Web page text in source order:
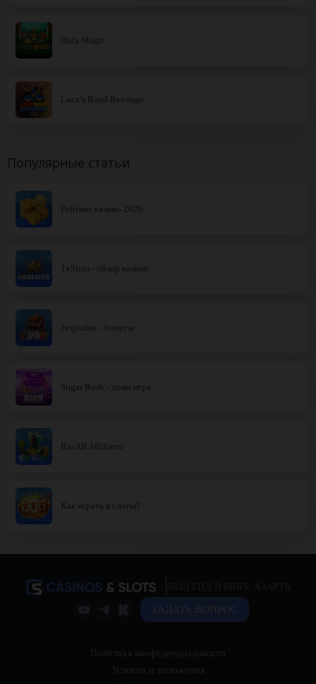
Hula Magic
Luca’s Band Revenge
Популярные статьи
Рейтинг казино 2026
1xSlots - обзор казино
Jvspinbet - бонусы
Sugar Rush - демо игра
RioAff Affiliates
Как играть в слоты?
ЗАДАТЬ ВОПРОС
Политика конфиденциальности
Условия и положения